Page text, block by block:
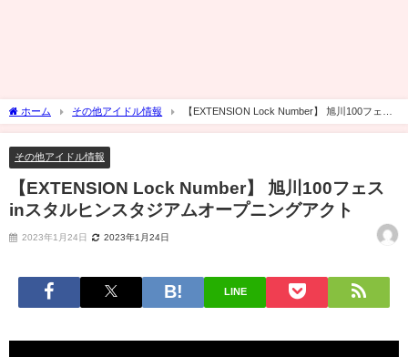
ホーム その他アイドル情報
【EXTENSION Lock Number】 旭川100フェス
inスタルヒンスタジアムオープニングアクト
その他アイドル情報
【EXTENSION Lock Number】 旭川100フェス
inスタルヒンスタジアムオープニングアクト
2023年1月24日 2023年1月24日
LINE